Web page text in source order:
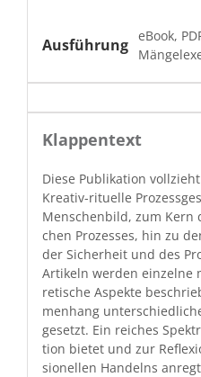
Ausführung
eBook,
Klappentext
Diese Pub­lika­tion
Kreativ-rit­uelle
Men­schen­bild, zum Kern
chen Prozess­es, hin zu
der Sicher­heit und des
Artikeln wer­den einzelne
retis­che Aspek­te
men­hang
geset­zt. Ein reich­es
tion bietet und zur
sionellen Han­delns